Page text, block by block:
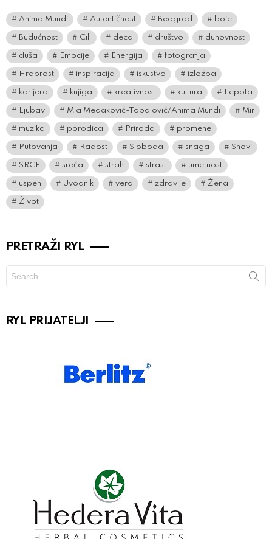
Anima Mundi Autentičnost Beograd boje
Budućnost Cilj deca društvo duhovnost
duša Emocije Energija fotografija
Hrabrost inspiracija iskustvo izložba
karijera knjiga kreativnost kultura Lepota
Ljubav Mia Medaković-Topalović/Anima Mundi Mir
muzika porodica Priroda promene
Putovanja Radost Sloboda snaga Snovi
SRCE sreća strah strast umetnost
uspeh Uvodnik vera zdravlje Žena
Život
PRETRAŽI RYL
for:
RYL PRIJATELJI